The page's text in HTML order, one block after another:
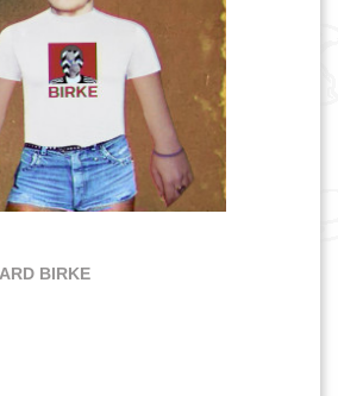
BIRKE